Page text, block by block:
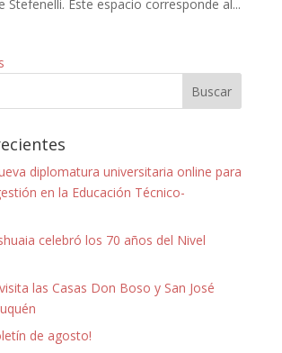
Stefenelli. Este espacio corresponde al...
diplomatura universitaria online para
en la Educación Técnico-
celebró los 70 años del Nivel
las Casas Don Boso y San José
de agosto!